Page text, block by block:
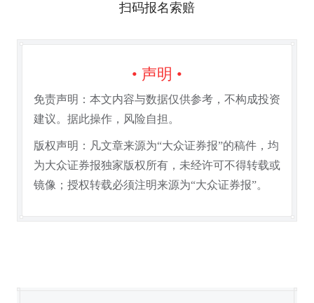
扫码报名索赔
• 声明 •
免责声明：本文内容与数据仅供参考，不构成投资
建议。据此操作，风险自担。
版权声明：凡文章来源为“大众证券报”的稿件，均
为大众证券报独家版权所有，未经许可不得转载或
镜像；授权转载必须注明来源为“大众证券报”。